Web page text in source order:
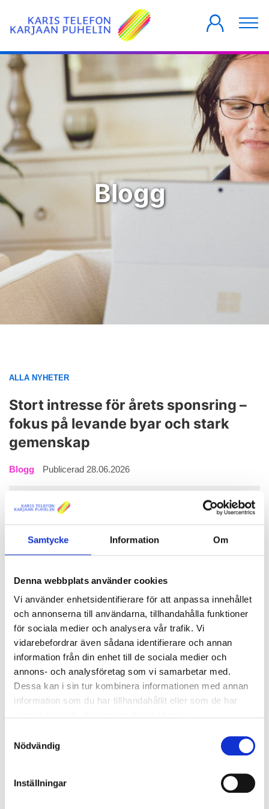
Samtycke Information Om
Denna webbplats använder cookies
Vi använder enhetsidentifierare för att anpassa innehållet
och annonserna till användarna, tillhandahålla funktioner
för sociala medier och analysera vår trafik. Vi
vidarebefordrar även sådana identifierare och annan
information från din enhet till de sociala medier och
annons- och analysföretag som vi samarbetar med.
Dessa kan i sin tur kombinera informationen med annan
information som du har tillhandahållit eller som de har
Nödvändig
Inställningar
FÖRETAG
ALLA NYHETER
Blogg
Stort intresse för årets sponsring –
fokus på levande byar och stark
gemenskap
Blogg Publicerad 28.06.2026
Nästan 100 ansökningar kom in när vi hade ansökan öppen för
årets sponsring i början av året. Vi är imponerade över det stora
Årets 2026 fokus var att sponsorera
byföreningar och
motsvarande aktörer som arbetar för levande byar och ett
“Det var väldigt inspirerande att se hur mångsidig